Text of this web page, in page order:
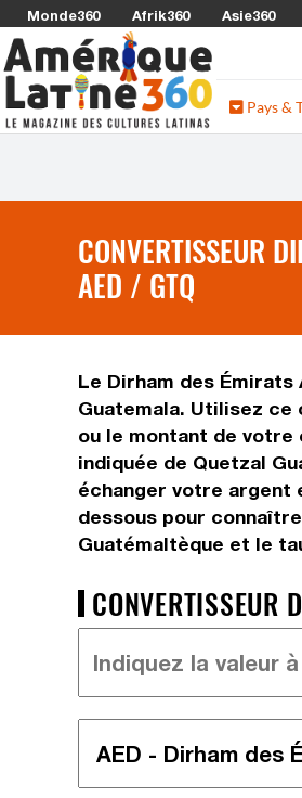
Monde360 Afrik360 Asie360
Pays &
CONVERTISSEUR
AED / GTQ
Le Dirham des
Guatemala. Utilisez ce
ou le montant de votre
indiquée de Quetzal
échanger votre argent
dessous pour
Guatémaltèque et le
CONVERTISSEUR